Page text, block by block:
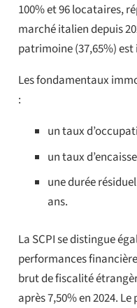
100% et 96 locataires,
marché italien depuis
patrimoine (37,65%)
Les fondamentaux
:
un taux
un taux
une durée
ans.
La SCPI se distingue
performances
brut de fiscalité
après 7,50% en 2024.